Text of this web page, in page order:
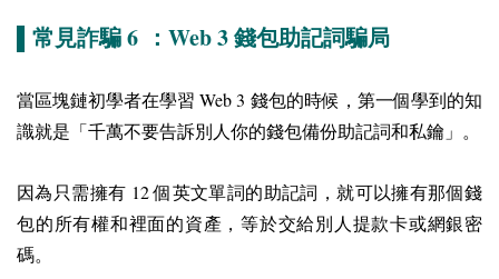
▌常見詐騙 6 ： Web 3 錢包助記詞騙局
當區塊鏈初學者在學習 Web 3 錢包的時候，第一個學到的知
識就是「千萬不要告訴別人你的錢包備份助記詞和私鑰」。
因為只需擁有 12個英文單詞的助記詞，就可以擁有那個錢
包的所有權和裡面的資產，等於交給別人提款卡或網銀密
碼。